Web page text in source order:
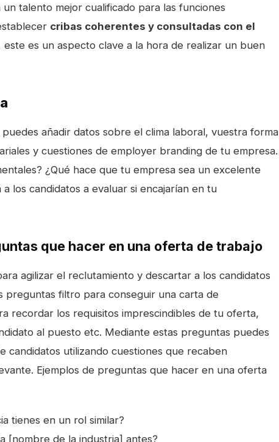
talento mejor cualificado para las funciones
cribas coherentes y consultadas con el
este es un aspecto clave a la hora de realizar un buen
añadir datos sobre el clima laboral, vuestra forma
y cuestiones de employer branding de tu empresa.
¿Qué hace que tu empresa sea un excelente
los candidatos a evaluar si encajarían en tu
que hacer en una oferta de trabajo
agilizar el reclutamiento y descartar a los candidatos
preguntas filtro para conseguir una carta de
recordar los requisitos imprescindibles de tu oferta,
al puesto etc. Mediante estas preguntas puedes
candidatos utilizando cuestiones que recaben
Ejemplos de preguntas que hacer en una oferta
tienes en un rol similar?
[nombre de la industria] antes?